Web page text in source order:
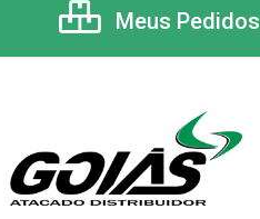
Meus Pedidos